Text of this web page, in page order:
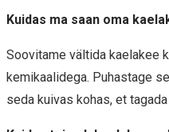
Kuidas ma saan oma
Soovitame vältida kaelakee
kemikaalidega. Puhastage
seda kuivas kohas, et